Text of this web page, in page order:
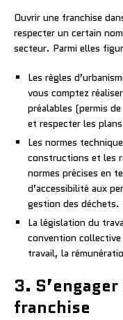
Ouvrir une franchise
respecter un certain
secteur. Parmi elles
Les règles
vous comptez
préalables (permis
et respecter les
Les normes
constructions et les
normes précises en
d’accessibilité aux
gestion des déchets.
La législation du
convention
travail, la
3.
franchise